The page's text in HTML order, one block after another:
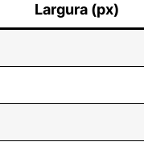
Largura (px)